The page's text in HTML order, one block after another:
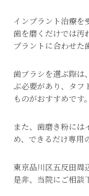
インプラント治療を
歯を磨くだけでは汚
プラントに合わせた
歯ブラシを選ぶ際は
ぶ必要があり、タフ
ものがおすすめです。
また、歯磨き粉には
め、できるだけ専用
東京品川区五反田周
是非、当院にご相談